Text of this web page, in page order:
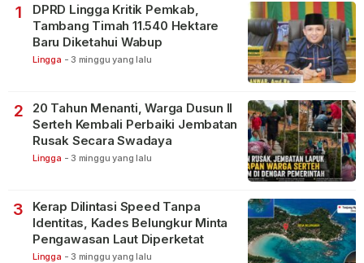
1
DPRD Lingga Kritik Pemkab,
Tambang Timah 11.540 Hektare
Baru Diketahui Wabup
Lingga - 3 minggu yang lalu
2
20 Tahun Menanti, Warga Dusun II
Serteh Kembali Perbaiki Jembatan
Rusak Secara Swadaya
Lingga - 3 minggu yang lalu
3
Kerap Dilintasi Speed Tanpa
Identitas, Kades Belungkur Minta
Pengawasan Laut Diperketat
Lingga - 3 minggu yang lalu